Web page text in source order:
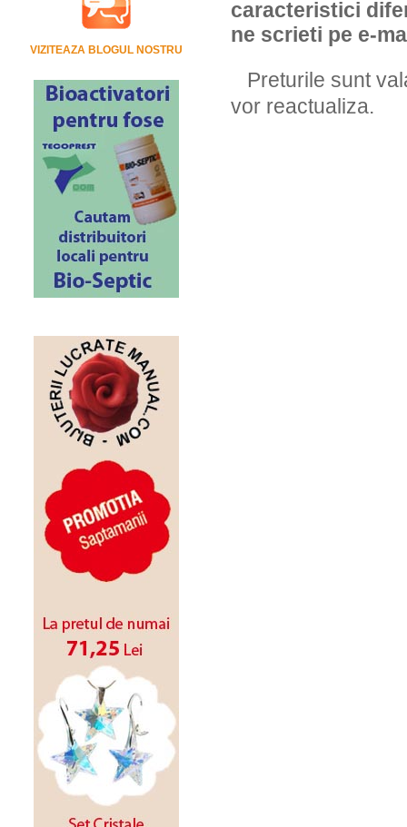
VIZITEAZA BLOGUL NOSTRU
caracteristici
ne scrieti pe e-
Preturile sunt
vor reactualiza.